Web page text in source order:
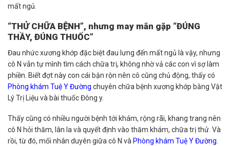
mất ngủ.
“THỬ CHỮA BỆNH”, nhưng may mắn gặp “ĐÚNG
THẦY, ĐÚNG THUỐC”
Đau nhức xương khớp đặc biệt đau lưng đến mất ngủ là vậy, nhưng
cô N vẫn tự mình tìm cách chữa trị, không nhờ vả các con vì sợ làm
phiền. Biết đợt này con cái bận rộn nên cô cũng chủ động, thấy có
Phòng khám Tuệ Y Đường chuyên chữa bệnh xương khớp bằng Vật
Lý Trị Liệu và bài thuốc Đông y.
Thấy cũng có nhiều người bệnh tới khám, rộng rãi, khang trang nên
cô N hỏi thăm, lân la và quyết định vào thăm khám, chữa trị thử. Và
rồi, từ đó, mối nhân duyên giữa cô N và Phòng khám Tuệ Y Đường